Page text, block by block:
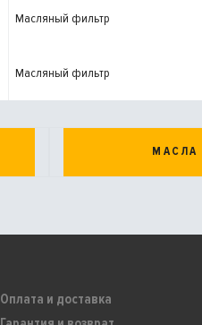
Масляный фильтр
Масляный фильтр
МАСЛА
Оплата и доставка